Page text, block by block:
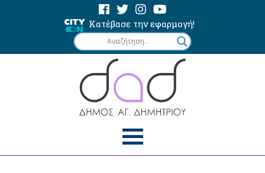
Κατέβασε την εφαρμογή!